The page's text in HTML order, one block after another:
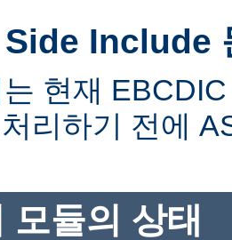
Include
현재
리하기 전에
모듈의 상태